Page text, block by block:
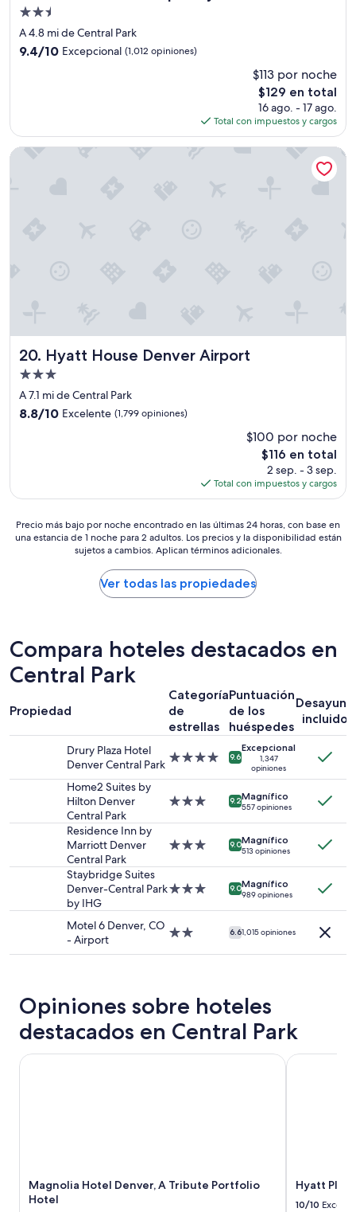
Propiedad
de
2.5
estrellas
A 4.8 mi de Central Park
9.4
9.4/10 Excepcional (1,012 opiniones)
$113 por noche
El
precio
actual
es
de
$129 en total
16 ago. - 17 ago.
Total con impuestos y cargos
20. Hyatt House Denver Airport
Hyatt House Denver Airport
Propiedad
de
3.0
A 7.1 mi de Central Park
8.8
8.8/10 Excelente (1,799 opiniones)
$100 por noche
El
precio
actual
es
$116
$116 en total
2 sep. - 3 sep.
Total con impuestos y cargos
Hyatt House Denver Airport
Precio
más
últimas
24
horas,
con
en
estancia
noche
adultos.
y
disponibilidad
están
cambios.
adicionales.
Precio más bajo por noche encontrado en las últimas 24 horas, con base en
una estancia de 1 noche para 2 adultos. Los precios y la disponibilidad están
sujetos a cambios. Aplican términos adicionales.
Ver todas las propiedades
Compara hoteles destacados en
Central Park
Propiedad
Categoría
de
estrellas
Puntuación
de los
huéspedes
Desayuno
incluido
Drury Plaza Hotel
Denver Central Park Propiedad
estrellas
9.6
Excepcional
1,347
opiniones
Home2 Suites by
Hilton Denver
Central Park
Propiedad
estrellas
9.2Magnífico
557 opiniones
Residence Inn by
Marriott Denver
Central Park
Propiedad
estrellas
9.0Magnífico
513 opiniones
Staybridge Suites
Denver-Central Park
by IHG
Propiedad
estrellas
9.0Magnífico
989 opiniones
Motel 6 Denver, CO
- Airport
Propiedad
6.61,015 opiniones
Opiniones sobre hoteles
destacados en Central Park
Magnolia Hotel Denver, A Tribute Portfolio
Hotel
Magnolia Hotel Denver, A Tribute Portfolio Hotel
Hyatt
10/10
Hyatt Place